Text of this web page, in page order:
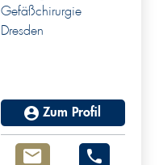
Gefäßchirurgie
Dresden
Zum Profil